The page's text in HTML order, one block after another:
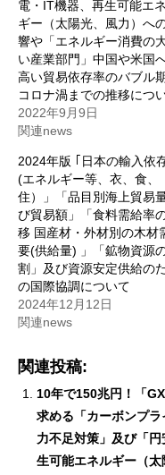
電・IT機器、再生可能エ
ギー（太陽光、風力）へ
響や「エネルギー消費の
い産業部門」中国や米国
高い貿易依存率のバブル
コロナ渦までの推移につ
2022年9月9日
関連news
2024年版 ｢日本の輸入依
(エネルギー等、衣、食、
住）」「品目別海上貿易
び貿易額」「食料需給率
移 国産材・外材別の木材
要(供給量) 」「鉱物資源
割」及び資源安定供給の
の国際協調について
2024年12月12日
関連news
関連投稿:
10年で150兆円！「
求める「カーボンプ
力不足対策」及び「
生可能エネルギー（